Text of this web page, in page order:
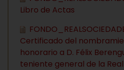
Libro de Actas
Certificado del
honorario a D. Félix
teniente general de la